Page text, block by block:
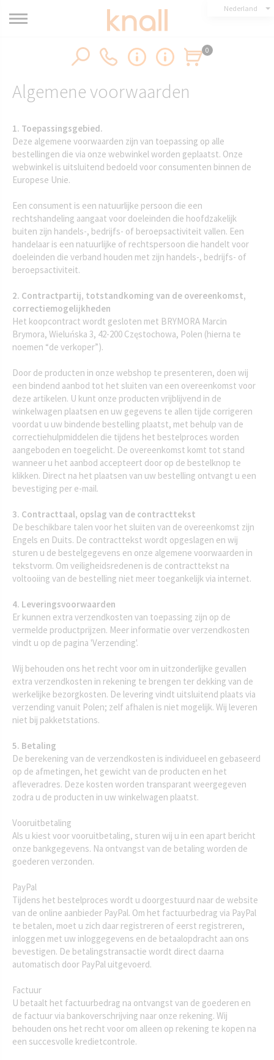
Nederland
0
Algemene voorwaarden
1. Toepassingsgebied.
Deze algemene voorwaarden zijn van toepassing op alle
bestellingen die via onze webwinkel worden geplaatst. Onze
webwinkel is uitsluitend bedoeld voor consumenten binnen de
Europese Unie.
Een consument is een natuurlijke persoon die een
rechtshandeling aangaat voor doeleinden die hoofdzakelijk
buiten zijn handels-, bedrijfs- of beroepsactiviteit vallen. Een
handelaar is een natuurlijke of rechtspersoon die handelt voor
doeleinden die verband houden met zijn handels-, bedrijfs- of
beroepsactiviteit.
2. Contractpartij, totstandkoming van de overeenkomst,
correctiemogelijkheden
Het koopcontract wordt gesloten met BRYMORA Marcin
Brymora, Wieluńska 3, 42-200 Częstochowa, Polen (hierna te
noemen “de verkoper”).
Door de producten in onze webshop te presenteren, doen wij
een bindend aanbod tot het sluiten van een overeenkomst voor
deze artikelen. U kunt onze producten vrijblijvend in de
winkelwagen plaatsen en uw gegevens te allen tijde corrigeren
voordat u uw bindende bestelling plaatst, met behulp van de
correctiehulpmiddelen die tijdens het bestelproces worden
aangeboden en toegelicht. De overeenkomst komt tot stand
wanneer u het aanbod accepteert door op de bestelknop te
klikken. Direct na het plaatsen van uw bestelling ontvangt u een
bevestiging per e-mail.
3. Contracttaal, opslag van de contracttekst
De beschikbare talen voor het sluiten van de overeenkomst zijn
Engels en Duits. De contracttekst wordt opgeslagen en wij
sturen u de bestelgegevens en onze algemene voorwaarden in
tekstvorm. Om veiligheidsredenen is de contracttekst na
voltooiing van de bestelling niet meer toegankelijk via internet.
4. Leveringsvoorwaarden
Er kunnen extra verzendkosten van toepassing zijn op de
vermelde productprijzen. Meer informatie over verzendkosten
vindt u op de pagina 'Verzending'.
Wij behouden ons het recht voor om in uitzonderlijke gevallen
extra verzendkosten in rekening te brengen ter dekking van de
werkelijke bezorgkosten. De levering vindt uitsluitend plaats via
verzending vanuit Polen; zelf afhalen is niet mogelijk. Wij leveren
niet bij pakketstations.
5. Betaling
De berekening van de verzendkosten is individueel en gebaseerd
op de afmetingen, het gewicht van de producten en het
afleveradres. Deze kosten worden transparant weergegeven
zodra u de producten in uw winkelwagen plaatst.
Vooruitbetaling
Als u kiest voor vooruitbetaling, sturen wij u in een apart bericht
onze bankgegevens. Na ontvangst van de betaling worden de
goederen verzonden.
PayPal
Tijdens het bestelproces wordt u doorgestuurd naar de website
van de online aanbieder PayPal. Om het factuurbedrag via PayPal
te betalen, moet u zich daar registreren of eerst registreren,
inloggen met uw inloggegevens en de betaalopdracht aan ons
bevestigen. De betalingstransactie wordt direct daarna
automatisch door PayPal uitgevoerd.
Factuur
U betaalt het factuurbedrag na ontvangst van de goederen en
de factuur via bankoverschrijving naar onze rekening. Wij
behouden ons het recht voor om alleen op rekening te kopen na
een succesvolle kredietcontrole.